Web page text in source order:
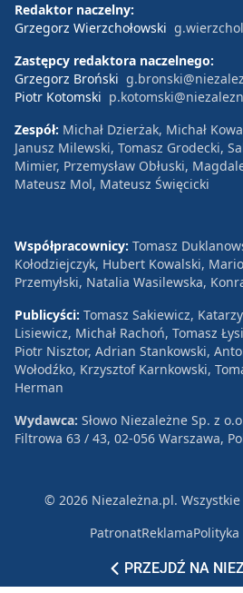
PRZEJDŹ NA
Redaktor naczelny:
Grzegorz Wierzchołowski
Zastępcy redaktora naczelnego:
Grzegorz Broński
Piotr Kotomski
Zespół: Michał Dzierżak, Michał
Janusz Milewski, Tomasz Grodecki,
Mimier, Przemysław Obłuski,
Mateusz Mol, Mateusz Święcicki
Współpracownicy: Tomasz
Kołodziejczyk, Hubert Kowalski,
Przemyłski, Natalia Wasilewska,
Publicyści: Tomasz Sakiewicz,
Lisiewicz, Michał Rachoń, Tomasz
Piotr Nisztor, Adrian Stankowski,
Wołodźko, Krzysztof Karnkowski,
Herman
Wydawca: Słowo Niezależne Sp. z
Filtrowa 63 / 43, 02-056 Warszawa,
© 2026 Niezależna.pl.
PatronatReklama